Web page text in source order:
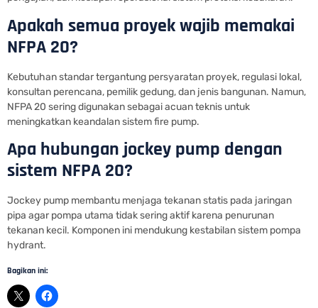
Apakah semua proyek wajib memakai
NFPA 20?
Kebutuhan standar tergantung persyaratan proyek, regulasi lokal,
konsultan perencana, pemilik gedung, dan jenis bangunan. Namun,
NFPA 20 sering digunakan sebagai acuan teknis untuk
meningkatkan keandalan sistem fire pump.
Apa hubungan jockey pump dengan
sistem NFPA 20?
Jockey pump membantu menjaga tekanan statis pada jaringan
pipa agar pompa utama tidak sering aktif karena penurunan
tekanan kecil. Komponen ini mendukung kestabilan sistem pompa
hydrant.
Bagikan ini: